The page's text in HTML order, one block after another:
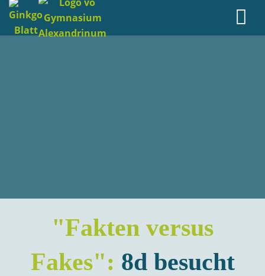
"Fakten versus
Fakes": 8d besucht